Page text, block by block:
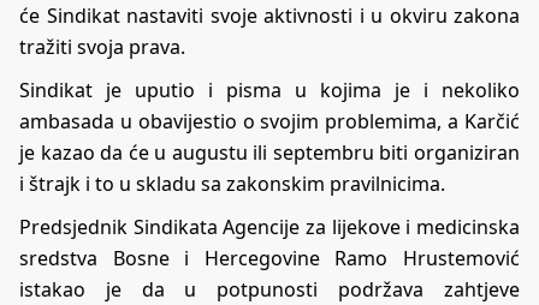
će Sindikat nastaviti svoje aktivnosti i u okviru zakona
tražiti svoja prava.
Sindikat je uputio i pisma u kojima je i nekoliko
ambasada u obavijestio o svojim problemima, a Karčić
je kazao da će u augustu ili septembru biti organiziran
i štrajk i to u skladu sa zakonskim pravilnicima.
Predsjednik Sindikata Agencije za lijekove i medicinska
sredstva Bosne i Hercegovine Ramo Hrustemović
istakao je da u potpunosti podržava zahtjeve